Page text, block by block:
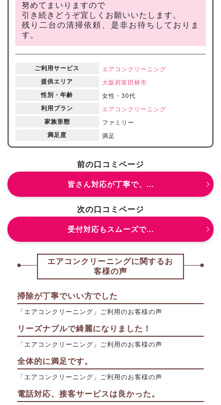
努めてまいりますので
引き続きどうぞ宜しくお願いいたします。
残り二台の清掃依頼、是非お待ちしておりま
す。
ご利用サービス
エアコンクリーニング
提供エリア
大阪府富田林市
性別・年齢
女性・30代
利用プラン
エアコンクリーニング
家族形態
ファミリー
満足度
満足
前の口コミページ
皆さん対応が丁寧で、...
次の口コミページ
受付対応もスムーズで...
エアコンクリーニングに関するお
客様の声
掃除が丁寧でいい方でした
「エアコンクリーニング」ご利用のお客様の声
リーズナブルで綺麗になりました！
「エアコンクリーニング」ご利用のお客様の声
全体的に満足です。
「エアコンクリーニング」ご利用のお客様の声
電話対応、接客サービスは良かった。